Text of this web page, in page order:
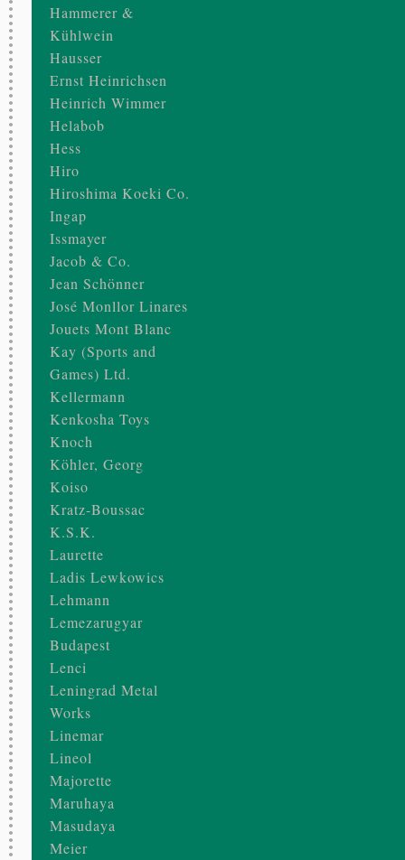
Hammerer &
Kühlwein
Hausser
Ernst Heinrichsen
Heinrich Wimmer
Helabob
Hess
Hiro
Hiroshima Koeki Co.
Ingap
Issmayer
Jacob & Co.
Jean Schönner
José Monllor Linares
Jouets Mont Blanc
Kay (Sports and
Games) Ltd.
Kellermann
Kenkosha Toys
Knoch
Köhler, Georg
Koiso
Kratz-Boussac
K.S.K.
Laurette
Ladis Lewkowics
Lehmann
Lemezarugyar
Budapest
Lenci
Leningrad Metal
Works
Linemar
Lineol
Majorette
Maruhaya
Masudaya
Meier